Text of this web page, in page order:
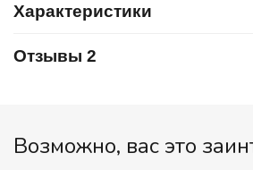
Характеристики
Отзывы 2
Возможно, вас это